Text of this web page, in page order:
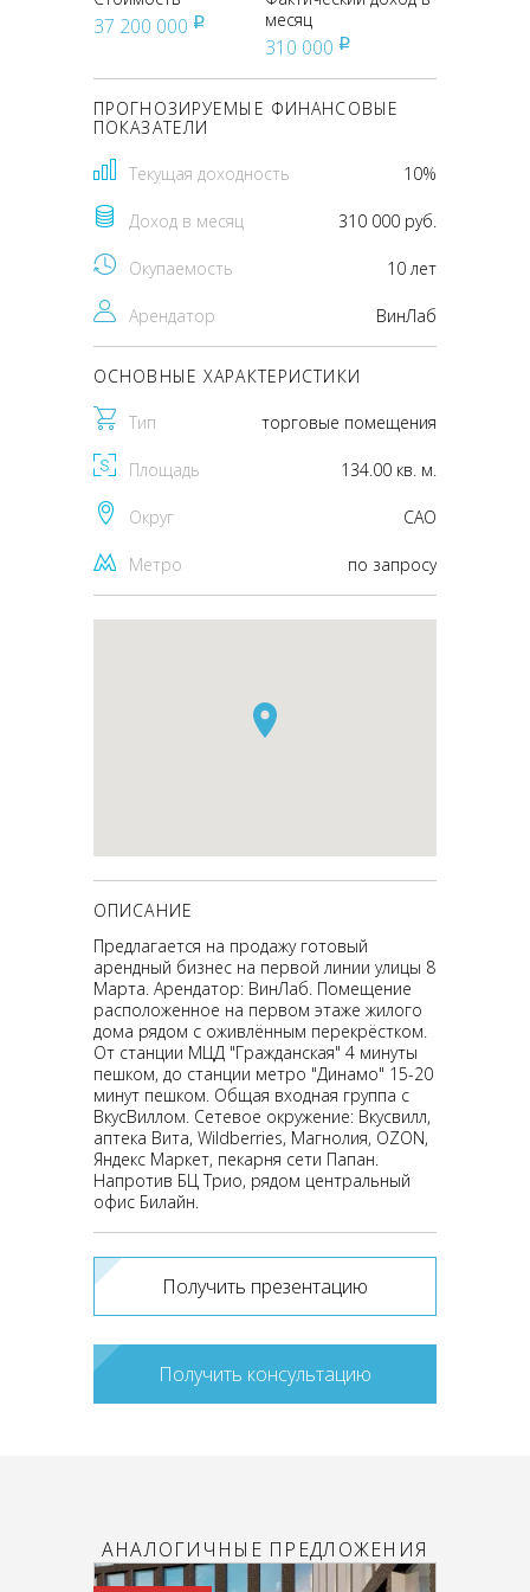
37 200 000 pуб
месяц
310 000 pуб
ПРОГНОЗИРУЕМЫЕ ФИНАНСОВЫЕ
ПОКАЗАТЕЛИ
Текущая доходность 10%
Доход в месяц 310 000 руб.
Окупаемость 10 лет
Арендатор ВинЛаб
ОСНОВНЫЕ ХАРАКТЕРИСТИКИ
Тип торговые помещения
Площадь 134.00 кв. м.
Округ CАО
Метро по запросу
ОПИСАНИЕ
Предлагается на продажу готовый
арендный бизнес на первой линии улицы 8
Марта. Арендатор: ВинЛаб. Помещение
расположенное на первом этаже жилого
дома рядом с оживлённым перекрёстком.
От станции МЦД "Гражданская" 4 минуты
пешком, до станции метро "Динамо" 15-20
минут пешком. Общая входная группа с
ВкусВиллом. Сетевое окружение: Вкусвилл,
аптека Вита, Wildberries, Магнолия, OZON,
Яндекс Маркет, пекарня сети Папан.
Напротив БЦ Трио, рядом центральный
офис Билайн.
Получить презентацию
Получить консультацию
АНАЛОГИЧНЫЕ ПРЕДЛОЖЕНИЯ